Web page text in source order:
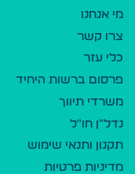
מי אנחנו
צרו קשר
כלי עזר
פרסום ברשות היחיד
משרדי תיווך
נדל"ן חו"ל
תקנון ותנאי שימוש
מדיניות פרטיות